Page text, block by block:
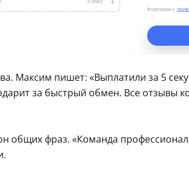
Максим пишет: «Выплатили за 5
за быстрый обмен. Все отзывы
общих фраз. «Команда